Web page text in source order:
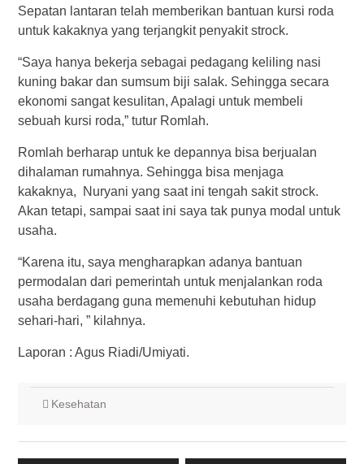
Sepatan lantaran telah memberikan bantuan kursi roda
untuk kakaknya yang terjangkit penyakit strock.
“Saya hanya bekerja sebagai pedagang keliling nasi
kuning bakar dan sumsum biji salak. Sehingga secara
ekonomi sangat kesulitan, Apalagi untuk membeli
sebuah kursi roda,” tutur Romlah.
Romlah berharap untuk ke depannya bisa berjualan
dihalaman rumahnya. Sehingga bisa menjaga
kakaknya, Nuryani yang saat ini tengah sakit strock.
Akan tetapi, sampai saat ini saya tak punya modal untuk
usaha.
“Karena itu, saya mengharapkan adanya bantuan
permodalan dari pemerintah untuk menjalankan roda
usaha berdagang guna memenuhi kebutuhan hidup
sehari-hari, ” kilahnya.
Laporan : Agus Riadi/Umiyati.
Kesehatan
Post